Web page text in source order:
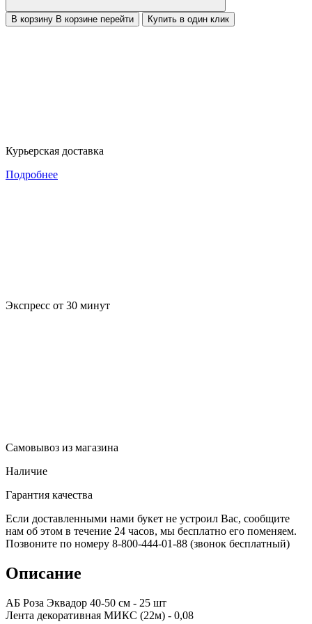
В корзину В корзине перейти Купить в один клик
Курьерская доставка
Подробнее
Экспресс от 30 минут
Самовывоз из магазина
Наличие
Гарантия качества
Если доставленными нами букет не устроил Вас, сообщите
нам об этом в течение 24 часов, мы бесплатно его поменяем.
Позвоните по номеру 8-800-444-01-88 (звонок бесплатный)
Описание
АБ Роза Эквадор 40-50 см - 25 шт
Лента декоративная МИКС (22м) - 0,08